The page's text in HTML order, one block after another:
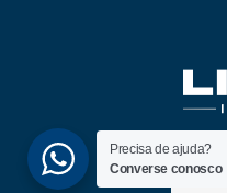
Precisa de ajuda?
Converse conosco